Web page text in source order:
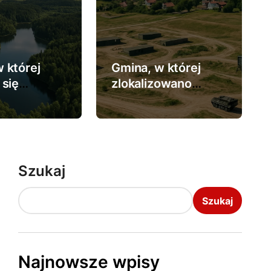
w której
ścieżkę
której
Gmina, w której
zlokalizowano
największy poligon
wojskowy.
Szukaj
Szukaj
Najnowsze wpisy